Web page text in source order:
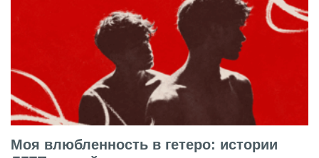
Моя влюбленность в гетеро: истории